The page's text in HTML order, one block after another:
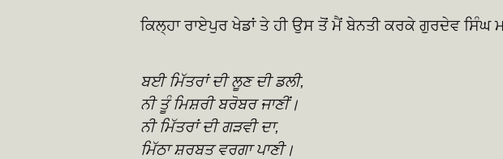
ਕਿਲ੍ਹਾ ਰਾਏਪੁਰ ਖੇਡਾਂ ਤੇ ਹੀ ਉਸ ਤੋਂ ਮੈਂ ਬੇਨਤੀ ਕਰਕੇ ਗੁਰਦੇਵ ਸਿੰਘ
ਬਈ ਮਿੱਤਰਾਂ ਦੀ ਲੂਣ ਦੀ ਡਲੀ,
ਨੀ ਤੂੰ ਮਿਸ਼ਰੀ ਬਰੋਬਰ ਜਾਣੀਂ।
ਨੀ ਮਿੱਤਰਾਂ ਦੀ ਗੜਵੀ ਦਾ,
ਮਿੱਠਾ ਸ਼ਰਬਤ ਵਰਗਾ ਪਾਣੀ।